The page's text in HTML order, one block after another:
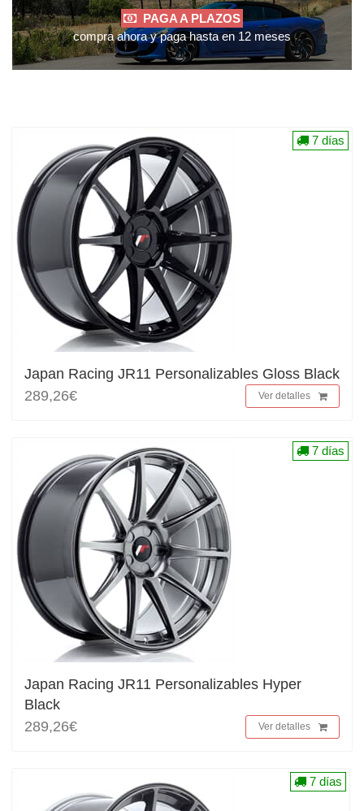
PAGA A PLAZOS
compra ahora y paga hasta en 12 meses
Japan Racing JR11 Personalizables Gloss Black
289,26€
Ver detalles
7 días
Japan Racing JR11 Personalizables Hyper
Black
289,26€
Ver detalles
7 días
7 días